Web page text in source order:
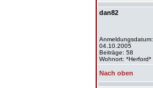
dan82
Anmeldungsdatum:
04.10.2005
Beiträge: 58
Wohnort: *Herford*
Nach oben